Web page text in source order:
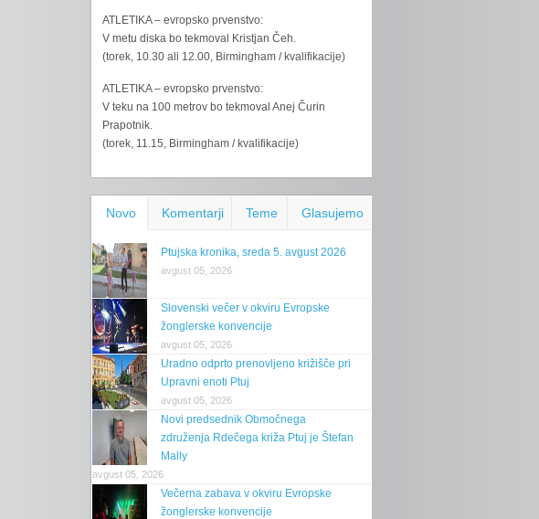
ATLETIKA – evropsko prvenstvo:
V metu diska bo tekmoval Kristjan Čeh.
(torek, 10.30 ali 12.00, Birmingham / kvalifikacije)
ATLETIKA – evropsko prvenstvo:
V teku na 100 metrov bo tekmoval Anej Čurin
Prapotnik.
(torek, 11.15, Birmingham / kvalifikacije)
Novo Komentarji Teme Glasujemo
Ptujska kronika, sreda 5. avgust 2026
avgust 05, 2026
Slovenski večer v okviru Evropske
žonglerske konvencije
avgust 05, 2026
Uradno odprto prenovljeno križišče pri
Upravni enoti Ptuj
avgust 05, 2026
Novi predsednik Območnega
združenja Rdečega križa Ptuj je Štefan
Mally
avgust 05, 2026
Večerna zabava v okviru Evropske
žonglerske konvencije